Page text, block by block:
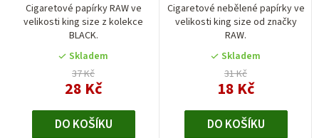
Cigaretové papírky RAW ve
velikosti king size z kolekce
BLACK.
Skladem
37 Kč
28 Kč
DO KOŠÍKU
Cigaretové nebělené papírky ve
velikosti king size od značky
RAW.
je
5,0
z
5
hvězdiček.
Skladem
31 Kč
18 Kč
DO KOŠÍKU